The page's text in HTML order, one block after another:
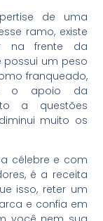
de uma
ramo, existe
na frente da
possui um peso
franqueado,
o apoio da
a questões
muito os
célebre e com
é a receita
isso, reter um
e confia em